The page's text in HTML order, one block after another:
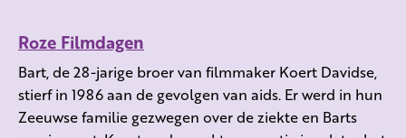
Roze Filmdagen
Bart, de 28-jarige broer van filmmaker Koert Davidse,
stierf in 1986 aan de gevolgen van aids. Er werd in hun
Zeeuwse familie gezwegen over de ziekte en Barts